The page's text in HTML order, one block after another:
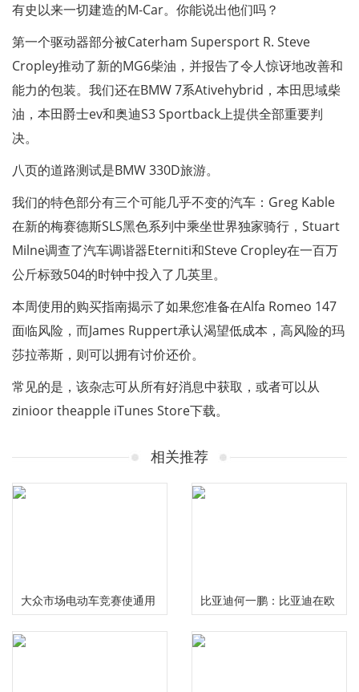
有史以来一切建造的M-Car。你能说出他们吗？
第一个驱动器部分被Caterham Supersport R. Steve
Cropley推动了新的MG6柴油，并报告了令人惊讶地改善和
能力的包装。我们还在BMW 7系Ativehybrid，本田思域柴
油，本田爵士ev和奥迪S3 Sportback上提供全部重要判
决。
八页的道路测试是BMW 330D旅游。
我们的特色部分有三个可能几乎不变的汽车：Greg Kable
在新的梅赛德斯SLS黑色系列中乘坐世界独家骑行，Stuart
Milne调查了汽车调谐器Eterniti和Steve Cropley在一百万
公斤标致504的时钟中投入了几英里。
本周使用的购买指南揭示了如果您准备在Alfa Romeo 147
面临风险，而James Ruppert承认渴望低成本，高风险的玛
莎拉蒂斯，则可以拥有讨价还价。
常见的是，该杂志可从所有好消息中获取，或者可以从
zinioor theapple iTunes Store下载。
相关推荐
大众市场电动车竞赛使通用
汽车，特斯拉陷入困境
比亚迪何一鹏：比亚迪在欧
洲要实现全场景电动化